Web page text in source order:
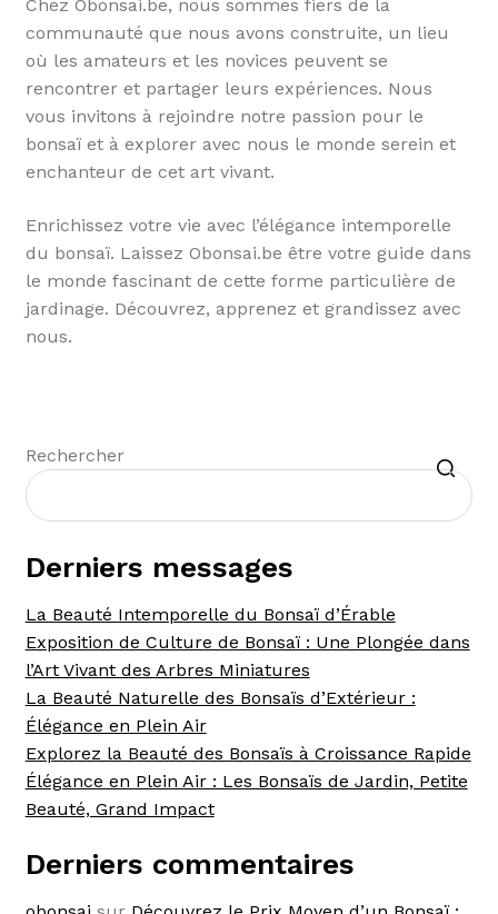
Chez Obonsai.be, nous sommes fiers de la
communauté que nous avons construite, un lieu
où les amateurs et les novices peuvent se
rencontrer et partager leurs expériences. Nous
vous invitons à rejoindre notre passion pour le
bonsaï et à explorer avec nous le monde serein et
enchanteur de cet art vivant.
Enrichissez votre vie avec l’élégance intemporelle
du bonsaï. Laissez Obonsai.be être votre guide dans
le monde fascinant de cette forme particulière de
jardinage. Découvrez, apprenez et grandissez avec
nous.
Rechercher
Recherche
Derniers messages
La Beauté Intemporelle du Bonsaï d’Érable
Exposition de Culture de Bonsaï : Une Plongée dans
l’Art Vivant des Arbres Miniatures
La Beauté Naturelle des Bonsaïs d’Extérieur :
Élégance en Plein Air
Explorez la Beauté des Bonsaïs à Croissance Rapide
Élégance en Plein Air : Les Bonsaïs de Jardin, Petite
Beauté, Grand Impact
Derniers commentaires